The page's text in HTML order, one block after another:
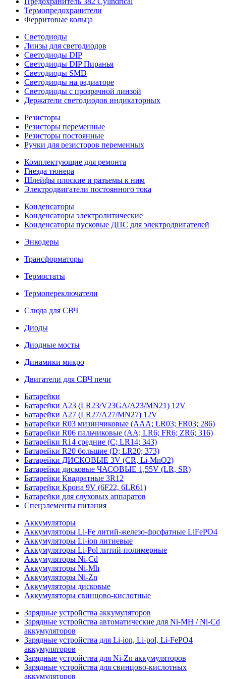
Термопредохранители
Ферритовые кольца
Светодиоды
Линзы для светодиодов
Светодиоды DIP
Светодиоды DIP Пиранья
Светодиоды SMD
Светодиоды на радиаторе
Светодиоды с прозрачной линзой
Держатели светодиодов индикаторных
Резисторы
Резисторы переменные
Резисторы постоянные
Ручки для резисторов переменных
Комплектующие для ремонта
Гнезда тюнера
Шлейфы плоские и разъемы к ним
Электродвигатели постоянного тока
Конденсаторы
Конденсаторы электролитические
Конденсаторы пусковые ДПС для электродвигателей
Энкодеры
Трансформаторы
Термостаты
Термопереключатели
Слюда для СВЧ
Диоды
Диодные мосты
Динамики микро
Двигатели для СВЧ печи
Батарейки
Батарейки A23 (LR23/V23GA/A23/MN21) 12V
Батарейки A27 (LR27/A27/MN27) 12V
Батарейки R03 мизинчиковые (AAA; LR03; FR03; 286)
Батарейки R06 пальчиковые (AA; LR6; FR6; ZR6; 316)
Батарейки R14 средние (C; LR14; 343)
Батарейки R20 большие (D; LR20; 373)
Батарейки ДИСКОВЫЕ 3V (CR, Li-MnO2)
Батарейки дисковые ЧАСОВЫЕ 1,55V (LR, SR)
Батарейки Квадратные 3R12
Батарейки Крона 9V (6F22, 6LR61)
Батарейки для слуховых аппаратов
Спецэлементы питания
Аккумуляторы
Аккумуляторы Li-Fe литий-железо-фосфатные LiFePO4
Аккумуляторы Li-ion литиевые
Аккумуляторы Li-Pol литий-полимерные
Аккумуляторы Ni-Cd
Аккумуляторы Ni-Mh
Аккумуляторы Ni-Zn
Аккумуляторы дисковые
Аккумуляторы свинцово-кислотные
Зарядные устройства аккумуляторов
Зарядные устройства автоматические для Ni-MH / Ni-Cd
аккумуляторов
Зарядные устройства для Li-ion, Li-pol, Li-FePO4
аккумуляторов
Зарядные устройства для Ni-Zn аккумуляторов
Зарядные устройства для свинцово-кислотных
аккумуляторов